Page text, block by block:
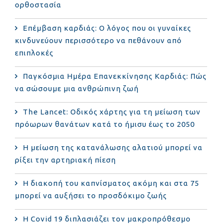
ορθοστασία
Επέμβαση καρδιάς: Ο λόγος που οι γυναίκες
κινδυνεύουν περισσότερο να πεθάνουν από
επιπλοκές
Παγκόσμια Ημέρα Επανεκκίνησης Καρδιάς: Πώς
να σώσουμε μια ανθρώπινη ζωή
The Lancet: Οδικός χάρτης για τη μείωση των
πρόωρων θανάτων κατά το ήμισυ έως το 2050
Η μείωση της κατανάλωσης αλατιού μπορεί να
ρίξει την αρτηριακή πίεση
Η διακοπή του καπνίσματος ακόμη και στα 75
μπορεί να αυξήσει το προσδόκιμο ζωής
Η Covid 19 διπλασιάζει τον μακροπρόθεσμο